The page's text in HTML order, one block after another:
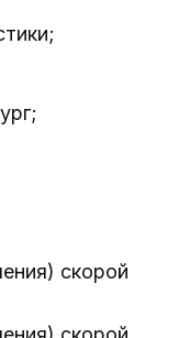
скорой